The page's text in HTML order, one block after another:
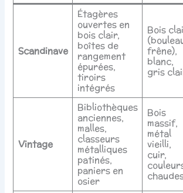
Scandinave
Étagères
ouvertes en
bois clair,
boîtes de
rangement
épurées,
tiroirs
intégrés
Bois
frêne),
blanc,
gris
Vintage
Bibliothèques
anciennes,
malles,
classeurs
métalliques
patinés,
paniers en
osier
Bois
massif,
métal
vieilli,
cuir,